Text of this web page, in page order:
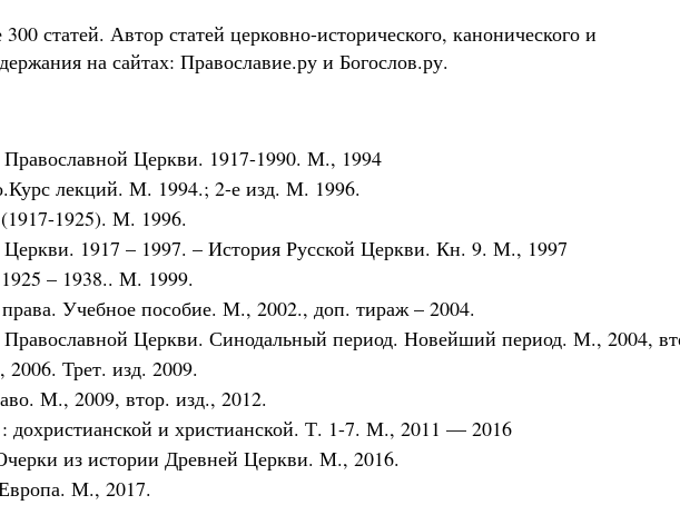
статей. Автор статей церковно-исторического, канонического и
на сайтах: Православие.ру и Богослов.ру.
Православной Церкви. 1917-1990. М., 1994
лекций. М. 1994.; 2-е изд. М. 1996.
1925). М. 1996.
Церкви. 1917 – 1997. – История Русской Церкви. Кн. 9. М., 1997
– 1938.. М. 1999.
Учебное пособие. М., 2002., доп. тираж – 2004.
Православной Церкви. Синодальный период. Новейший период. М., 2004,
Трет. изд. 2009.
М., 2009, втор. изд., 2012.
дохристианской и христианской. Т. 1-7. М., 2011 — 2016
из истории Древней Церкви. М., 2016.
М., 2017.